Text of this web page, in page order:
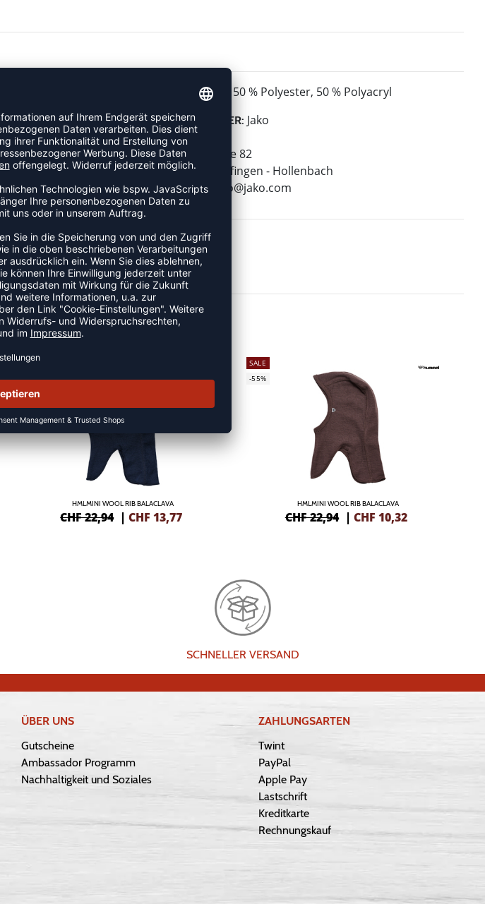
Kinder ausgelegt. Ein
MATERIAL: 50 % Polyester, 50 % Polyacryl
HERSTELLER: Jako
Jako AG
Amtstrasse 82
74673 Mulfingen - Hollenbach
E-Mail:
info@jako.com
SALE
-40%
HMLMINI WOOL RIB BALACLAVA
CHF 22,94 |CHF 13,77
SALE
-55%
HMLMINI WOOL RIB BALACLAVA
CHF 22,94 | CHF 10,32
SCHNELLER VERSAND
ÜBER UNS
Gutscheine
Ambassador Programm
Nachhaltigkeit und Soziales
ZAHLUNGSARTEN
Twint
PayPal
Apple Pay
Lastschrift
Kreditkarte
Rechnungskauf